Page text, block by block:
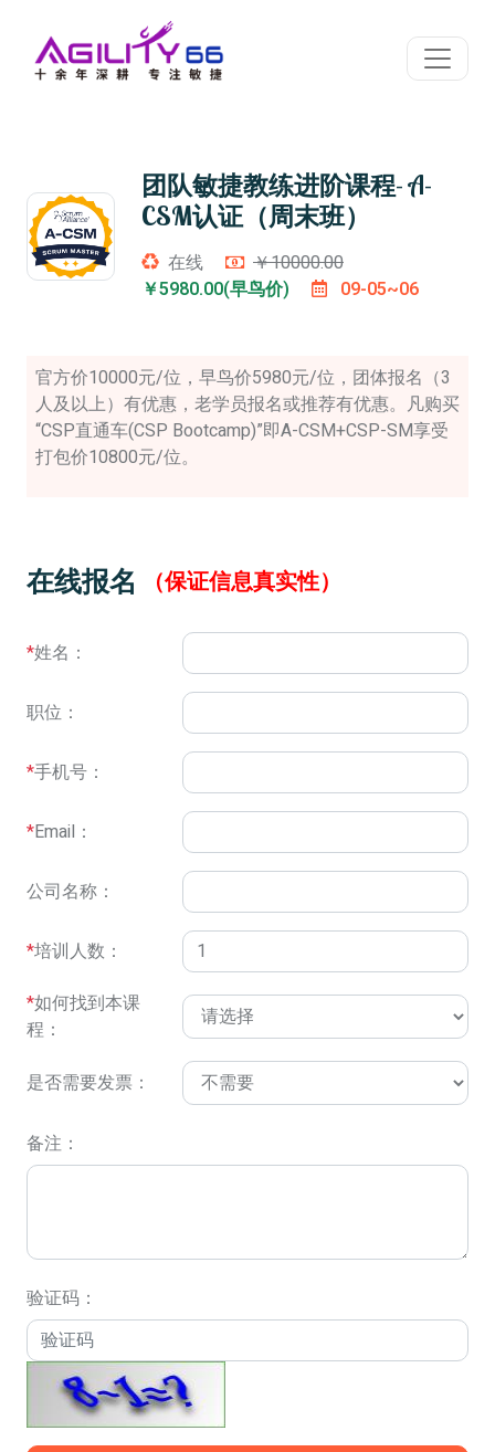
团队敏捷教练进阶课程- A-
CSM认证（周末班）
在线
￥10000.00
￥5980.00(早鸟价)
09-05~06
官方价10000元/位，早鸟价5980元/位，团体报名（3
人及以上）有优惠，老学员报名或推荐有优惠。凡购买
“CSP直通车(CSP Bootcamp)”即A-CSM+CSP-SM享受
打包价10800元/位。
在线报名 （保证信息真实性）
*姓名：
职位：
*手机号：
*Email：
公司名称：
*培训人数：
*如何找到本课
程：
是否需要发票：
备注：
验证码：